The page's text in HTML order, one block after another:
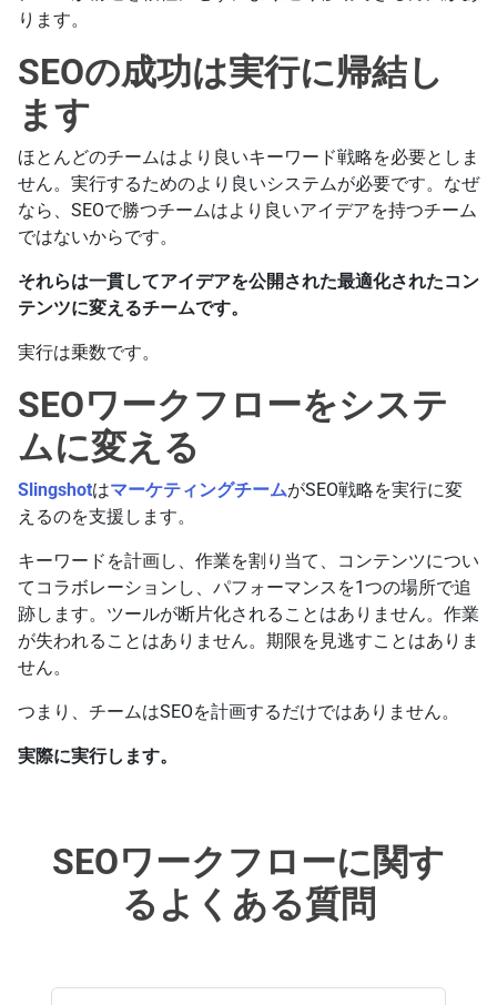
ります。
SEOの成功は実行に帰結し
ます
ほとんどのチームはより良いキーワード戦略を必要としま
せん。実行するためのより良いシステムが必要です。なぜ
なら、SEOで勝つチームはより良いアイデアを持つチーム
ではないからです。
それらは一貫してアイデアを公開された最適化されたコン
テンツに変えるチームです。
実行は乗数です。
SEOワークフローをシステ
ムに変える
SlingshotはマーケティングチームがSEO戦略を実行に変
えるのを支援します。
キーワードを計画し、作業を割り当て、コンテンツについ
てコラボレーションし、パフォーマンスを1つの場所で追
跡します。ツールが断片化されることはありません。作業
が失われることはありません。期限を見逃すことはありま
せん。
つまり、チームはSEOを計画するだけではありません。
実際に実行します。
SEOワークフローに関す
るよくある質問